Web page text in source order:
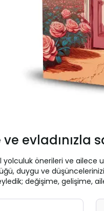
evladınızla
önerileri ve ailece
duygu ve
değişime, gelişime,